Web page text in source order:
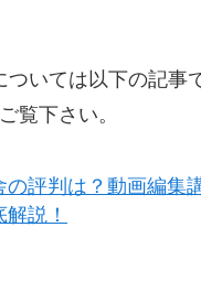
ついては以下の記事
覧下さい。
評判は？動画編集
説！